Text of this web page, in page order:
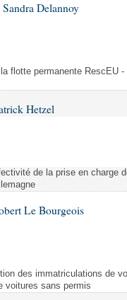
Delannoy
flotte permanente RescEU
Hetzel
de la prise en charge
Le Bourgeois
des immatriculations de
voitures sans permis